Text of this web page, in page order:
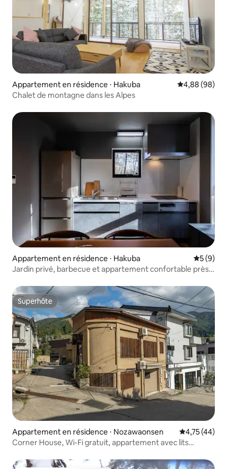
Appartement en résidence ⋅ Hakuba Évaluation
4,88 (98)
Chalet de montagne dans les Alpes
Appartement en résidence ⋅ Hakuba
5 (9)
Jardin privé, barbecue et appartement confortable près
Superhôte
Superhôte
Appartement en résidence ⋅ Nozawaonsen Évaluation
4,75 (44)
Corner House, Wi-Fi gratuit, appartement avec lits